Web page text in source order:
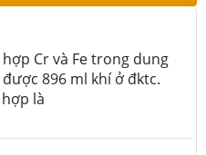
Cr và Fe trong dung
896 ml khí ở đktc.
là